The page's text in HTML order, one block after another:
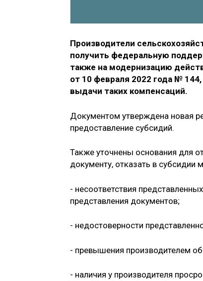
Производители
получить федеральную
также на модернизацию
от 10 февраля 2022 года №
выдачи таких компенсаций.
Документом утверждена новая
предоставление субсидий.
Также уточнены основания для
документу, отказать в субсидии
- несоответствия
представления документов;
- недостоверности
- превышения производителем
- наличия у производителя